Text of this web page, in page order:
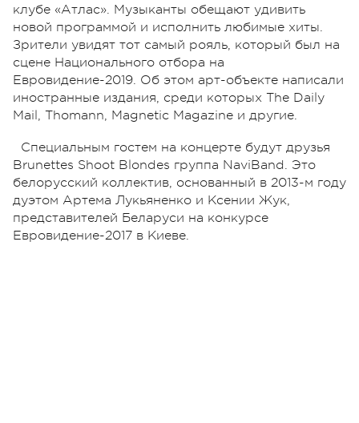
клубе «Атлас». Музыканты обещают удивить
новой программой и исполнить любимые хиты.
Зрители увидят тот самый рояль, который был на
сцене Национального отбора на
Евровидение-2019. Об этом арт-объекте написали
иностранные издания, среди которых The Daily
Mail, Thomann, Magnetic Magazine и другие.
Специальным гостем на концерте будут друзья
Brunettes Shoot Blondes группа NaviBand. Это
белорусский коллектив, основанный в 2013-м году
дуэтом Артема Лукьяненко и Ксении Жук,
представителей Беларуси на конкурсе
Евровидение-2017 в Киеве.